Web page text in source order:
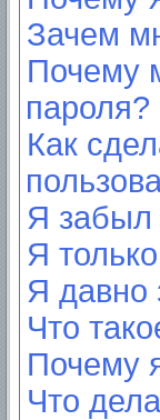
Зачем
Почему
пароля?
Как
Я забыл
Я
Я давно
Что
Почему
Что